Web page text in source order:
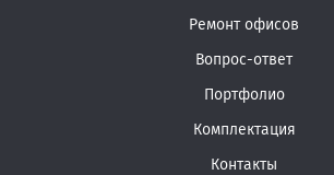
Ремонт офисов
Вопрос-ответ
Портфолио
Комплектация
Контакты